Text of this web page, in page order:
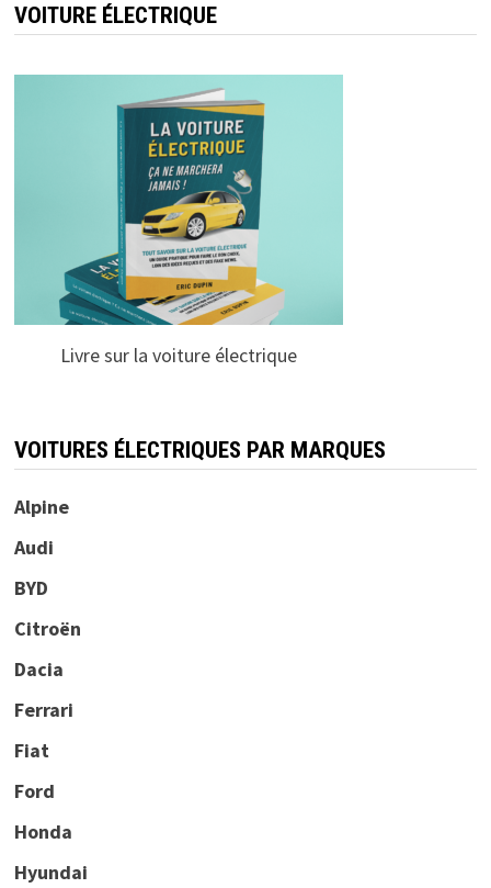
VOITURE ÉLECTRIQUE
Livre sur la voiture électrique
VOITURES ÉLECTRIQUES PAR MARQUES
Alpine
Audi
BYD
Citroën
Dacia
Ferrari
Fiat
Ford
Honda
Hyundai